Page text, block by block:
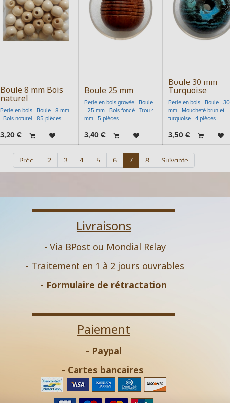
Boule 8 mm Bois
naturel
Perle en bois - Boule - 8 mm
- Bois naturel - 85 pièces
3,20€
Boule 25 mm
Perle en bois gravée - Boule
- 25 mm - Bois foncé - Trou 4
mm - 5 pièces
3,40€
Boule 30 mm
Turquoise
Perle en bois - Boule - 30
mm - Moucheté brun et
turquoise - 4 pièces
3,50€
Préc. 2 3 4 5 6 7 8 Suivante
Livraisons
- Via BPost ou Mondial Relay
- Traitement en 1 à 2 jours ouvrables
- Formulaire de rétractation
Paiement
- Paypal
- Cartes bancaires